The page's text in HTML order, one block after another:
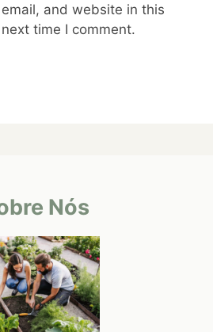
and website in this
time I comment.
Nós